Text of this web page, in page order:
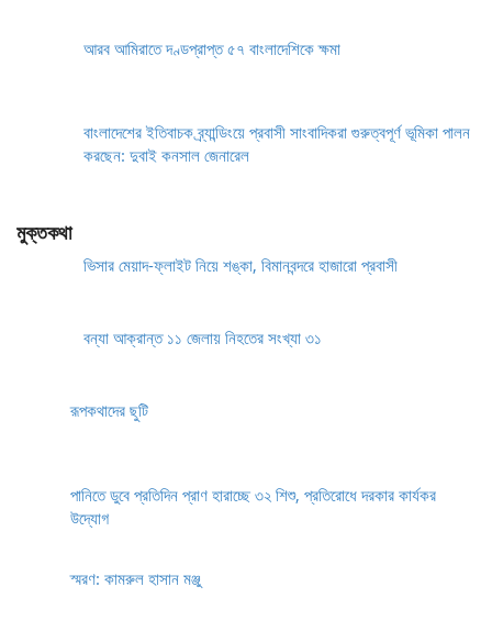
আরব আমিরাতে দণ্ডপ্রাপ্ত ৫৭ বাংলাদেশিকে ক্ষমা
বাংলাদেশের ইতিবাচক ব্র্যান্ডিংয়ে প্রবাসী সাংবাদিকরা গুরুত্বপূর্ণ ভূমিকা পালন
করছেন: দুবাই কনসাল জেনারেল
মুক্তকথা
ভিসার মেয়াদ-ফ্লাইট নিয়ে শঙ্কা, বিমানবন্দরে হাজারো প্রবাসী
বন্যা আক্রান্ত ১১ জেলায় নিহতের সংখ্যা ৩১
রূপকথাদের ছুটি
পানিতে ডুবে প্রতিদিন প্রাণ হারাচ্ছে ৩২ শিশু, প্রতিরোধে দরকার কার্যকর
উদ্যোগ
স্মরণ: কামরুল হাসান মঞ্জু